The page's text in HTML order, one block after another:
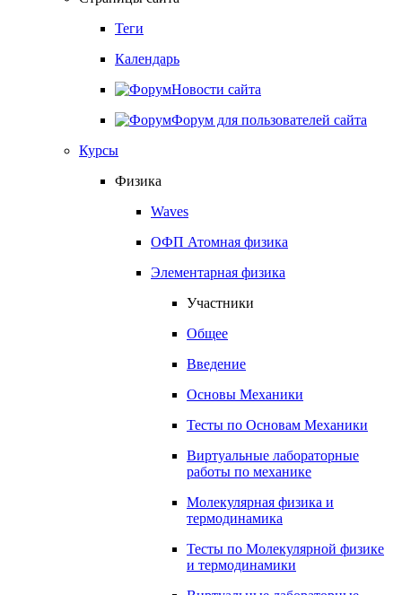
Теги
Календарь
Новости сайта
Форум для пользователей сайта
Курсы
Физика
Waves
ОФП Атомная физика
Элементарная физика
Участники
Общее
Введение
Основы Механики
Тесты по Основам Механики
Виртуальные лабораторные
работы по механике
Молекулярная физика и
термодинамика
Тесты по Молекулярной физике
и термодинамики